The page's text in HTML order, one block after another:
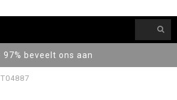
97% beveelt ons aan
T04887